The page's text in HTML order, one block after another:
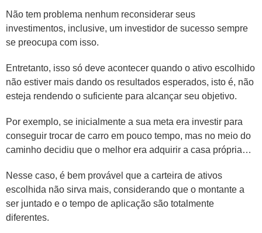
Não tem problema nenhum reconsiderar seus
investimentos, inclusive, um investidor de sucesso sempre
se preocupa com isso.
Entretanto, isso só deve acontecer quando o ativo escolhido
não estiver mais dando os resultados esperados, isto é, não
esteja rendendo o suficiente para alcançar seu objetivo.
Por exemplo, se inicialmente a sua meta era investir para
conseguir trocar de carro em pouco tempo, mas no meio do
caminho decidiu que o melhor era adquirir a casa própria…
Nesse caso, é bem provável que a carteira de ativos
escolhida não sirva mais, considerando que o montante a
ser juntado e o tempo de aplicação são totalmente
diferentes.